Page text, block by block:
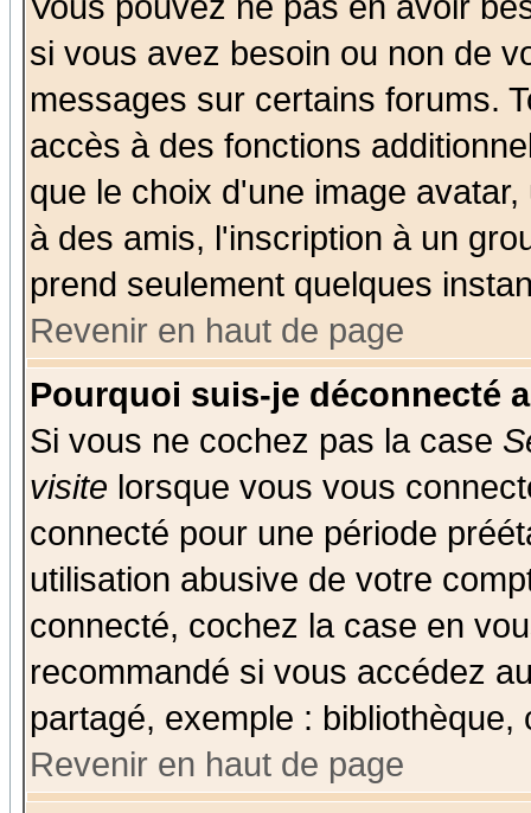
si vous avez besoin ou non de
messages sur certains forums.
accès à des fonctions
que le choix d'une image
à des amis, l'inscription à un
prend seulement quelques
Revenir en haut de page
Pourquoi suis-je déconnecté
Si vous ne cochez pas la case
visite lorsque vous vous
connecté pour une période
utilisation abusive de votre
connecté, cochez la case en
recommandé si vous accédez
partagé, exemple :
Revenir en haut de page